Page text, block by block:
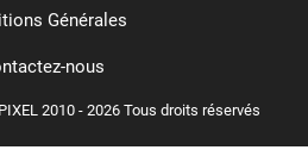
2010 - 2026 Tous droits réservés
Générales
nous